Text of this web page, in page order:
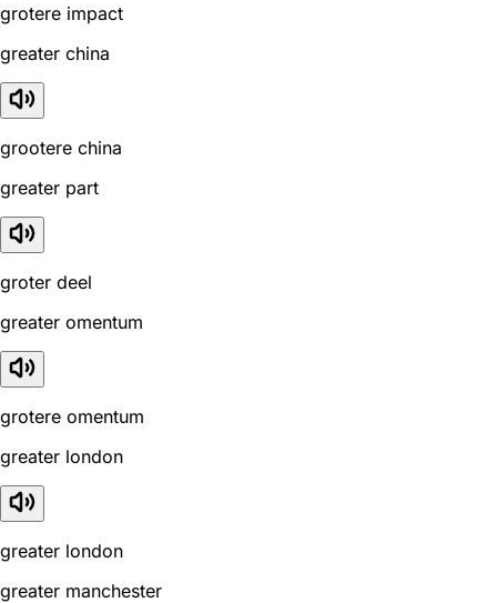
grotere impact
greater china
grootere china
greater part
groter deel
greater omentum
grotere omentum
greater london
greater london
greater manchester